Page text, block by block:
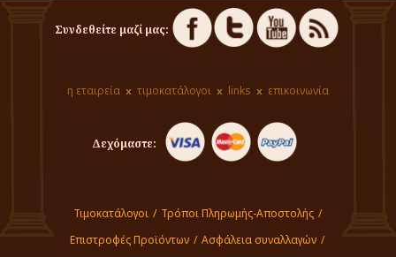
Συνδεθείτε μαζί μας:
η εταιρεία τιμοκατάλογοι links επικοινωνία
Δεχόμαστε:
Τιμοκατάλογοι / Τρόποι Πληρωμής-Αποστολής /
Επιστροφές Προϊόντων / Ασφάλεια συναλλαγών /